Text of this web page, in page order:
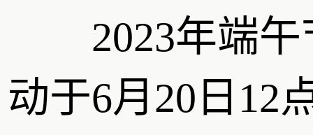
2023年端午
动于6月20日12